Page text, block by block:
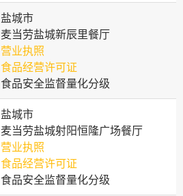
盐城市
麦当劳盐城新辰里餐厅
营业执照
食品经营许可证
食品安全监督量化分级
盐城市
麦当劳盐城射阳恒隆广场餐厅
营业执照
食品经营许可证
食品安全监督量化分级